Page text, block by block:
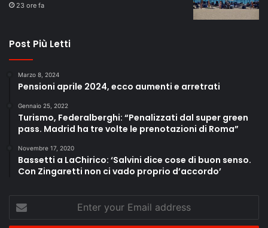
23 ore fa
Post Più Letti
Marzo 8, 2024
Pensioni aprile 2024, ecco aumenti e arretrati
Gennaio 25, 2022
Turismo, Federalberghi: “Penalizzati dal super green
pass. Madrid ha tre volte le prenotazioni di Roma”
Novembre 17, 2020
Bassetti a LaChirico: ‘Salvini dice cose di buon senso.
Con Zingaretti non ci vado proprio d’accordo’
your
Email